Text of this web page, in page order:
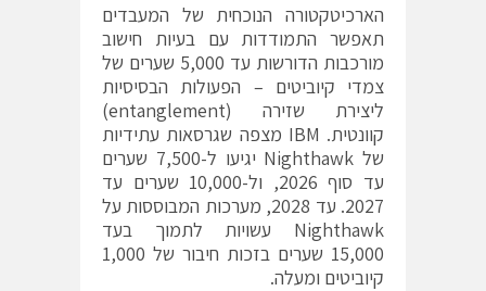
הארכיטקטורה הנוכחית של המעבדים
תאפשר התמודדות עם בעיות חישוב
מורכבות הדורשות עד 5,000 שערים של
צמדי קיוביטים – הפעולות הבסיסיות
ליצירת שזירה (entanglement)
קוונטית. IBM מצפה שגרסאות עתידיות
של Nighthawk יגיעו ל-7,500 שערים
עד סוף 2026, ול-10,000 שערים עד
2027. עד 2028, מערכות המבוססות על
Nighthawk עשויות לתמוך בעד
15,000 שערים בזכות חיבור של 1,000
קיוביטים ומעלה.